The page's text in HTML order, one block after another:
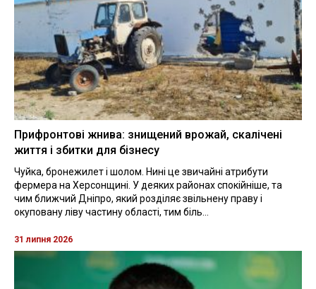
Прифронтові жнива: знищений врожай, скалічені
життя і збитки для бізнесу
Чуйка, бронежилет і шолом. Нині це звичайні атрибути
фермера на Херсонщині. У деяких районах спокійніше, та
чим ближчий Дніпро, який розділяє звільнену праву і
окуповану ліву частину області, тим біль...
31 липня 2026